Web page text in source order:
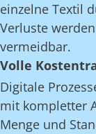
einzelne Textil
Verluste
vermeidbar.
Volle
Digitale
mit kompletter
Menge und